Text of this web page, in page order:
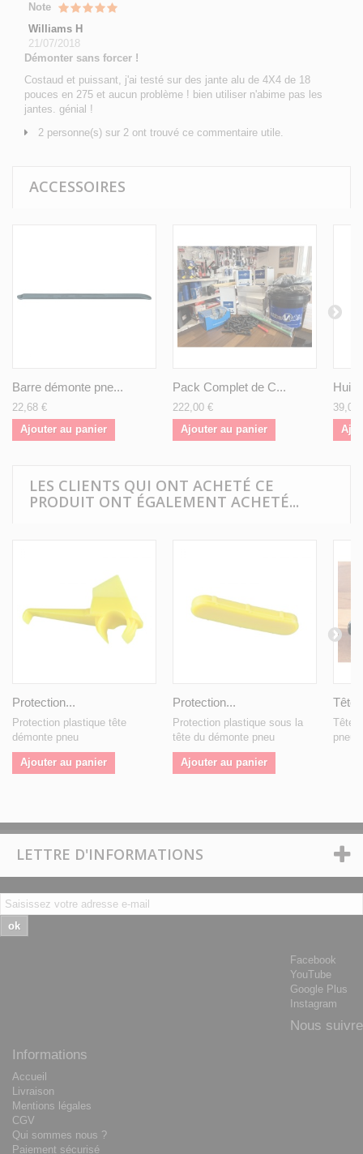
Note
Williams H
21/07/2018
Démonter sans forcer !
Costaud et puissant, j'ai testé sur des jante alu de 4X4 de 18
pouces en 275 et aucun problème ! bien utiliser n'abime pas les
jantes. génial !
2 personne(s) sur 2 ont trouvé ce commentaire utile.
ACCESSOIRES
Barre démonte pne...
22,68 €
Ajouter au panier
Pack Complet de C...
222,00 €
Ajouter au panier
39,00
LES CLIENTS QUI ONT ACHETÉ CE
PRODUIT ONT ÉGALEMENT ACHETÉ...
Protection...
Protection plastique tête
démonte pneu
Ajouter au panier
Protection...
Protection plastique sous la
tête du démonte pneu
Ajouter au panier
Tête
pneu
LETTRE D'INFORMATIONS
ok
Facebook
YouTube
Google Plus
Instagram
Nous suivre
Informations
Accueil
Livraison
Mentions légales
CGV
Qui sommes nous ?
Paiement sécurisé